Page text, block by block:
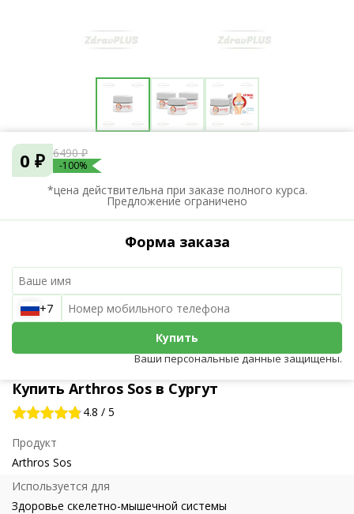
Купить Arthros Sos в Сургут
4.8 / 5
Продукт
Arthros Sos
Используется для
Здоровье скелетно-мышечной системы
0 ₽ 6490 ₽
-100%
*цена действительна при заказе полного курса.
Предложение ограничено
Форма заказа
+7
Купить
Ваши персональные данные защищены.